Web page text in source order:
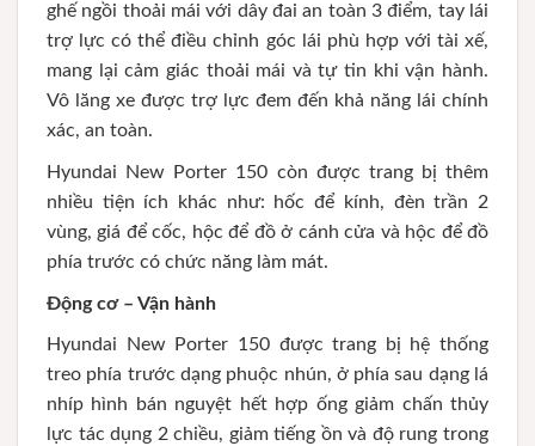
ghế ngồi thoải mái với dây đai an toàn 3 điểm, tay lái
trợ lực có thể điều chỉnh góc lái phù hợp với tài xế,
mang lại cảm giác thoải mái và tự tin khi vận hành.
Vô lăng xe được trợ lực đem đến khả năng lái chính
xác, an toàn.
Hyundai New Porter 150 còn được trang bị thêm
nhiều tiện ích khác như: hốc để kính, đèn trần 2
vùng, giá để cốc, hộc để đồ ở cánh cửa và hộc để đồ
phía trước có chức năng làm mát.
Động cơ – Vận hành
Hyundai New Porter 150 được trang bị hệ thống
treo phía trước dạng phuộc nhún, ở phía sau dạng lá
nhíp hình bán nguyệt hết hợp ống giảm chấn thủy
lực tác dụng 2 chiều, giảm tiếng ồn và độ rung trong